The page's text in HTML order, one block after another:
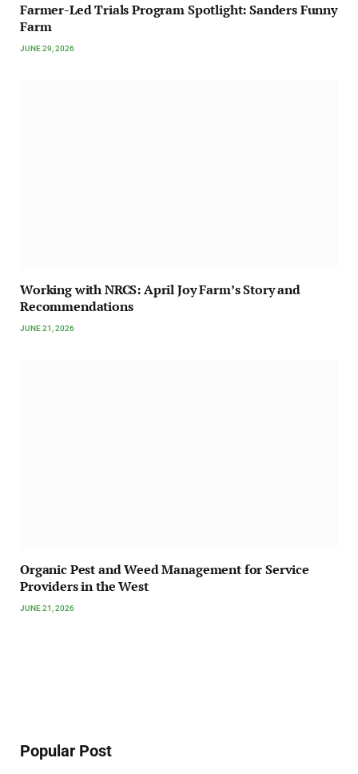
Farmer-Led Trials Program Spotlight: Sanders Funny
Farm
JUNE 29, 2026
Working with NRCS: April Joy Farm’s Story and
Recommendations
JUNE 21, 2026
Organic Pest and Weed Management for Service
Providers in the West
JUNE 21, 2026
Popular Post